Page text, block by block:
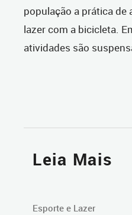
população a prática de
lazer com a bicicleta.
atividades são
Leia Mais
Esporte e Lazer